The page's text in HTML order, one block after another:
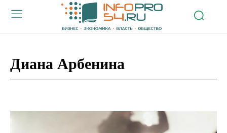
Диана Арбенина